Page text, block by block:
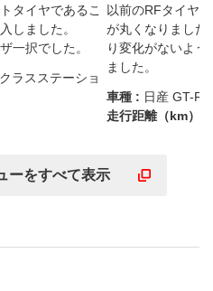
タイヤであるこ
しました。
一択でした。
ラスステーショ
以前のRFタイヤ
が丸くなりました
り変化がないよ
ました。
車種 : 日産 GT-R
走行距離（km） :
ーをすべて表示